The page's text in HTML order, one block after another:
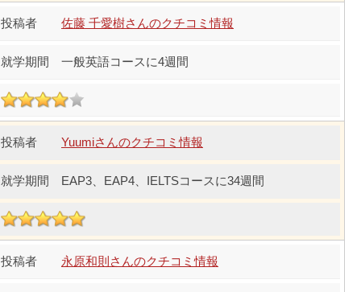
佐藤 千愛樹さんのクチコミ情報
一般英語コースに4週間
Yuumiさんのクチコミ情報
EAP3、EAP4、IELTSコースに34週間
永原和則さんのクチコミ情報